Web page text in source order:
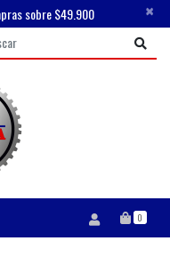
sobre $49.900 ×
0